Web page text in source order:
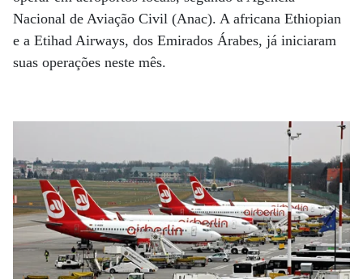
Nacional de Aviação Civil (Anac). A africana Ethiopian
e a Etihad Airways, dos Emirados Árabes, já iniciaram
suas operações neste mês.